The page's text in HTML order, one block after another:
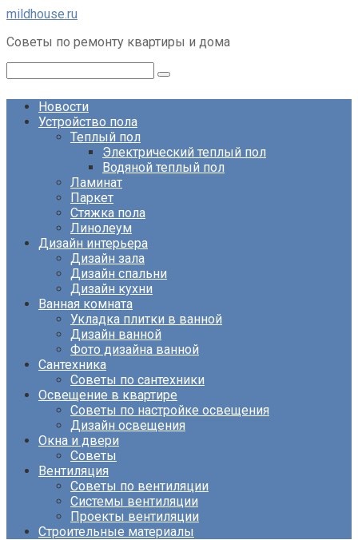
Перейти
контенту
mildhouse.ru
Советы по ремонту квартиры и дома
Новости
Устройство пола
Теплый пол
Электрический теплый пол
Водяной теплый пол
Ламинат
Паркет
Стяжка пола
Линолеум
Дизайн интерьера
Дизайн зала
Дизайн спальни
Дизайн кухни
Ванная комната
Укладка плитки в ванной
Дизайн ванной
Фото дизайна ванной
Сантехника
Советы по сантехники
Освещение в квартире
Советы по настройке освещения
Дизайн освещения
Окна и двери
Советы
Вентиляция
Советы по вентиляции
Системы вентиляции
Проекты вентиляции
Строительные материалы